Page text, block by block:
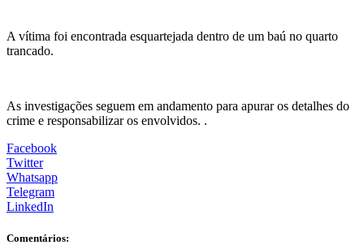
A vítima foi encontrada esquartejada dentro de um baú no quarto
trancado.
As investigações seguem em andamento para apurar os detalhes do
crime e responsabilizar os envolvidos. .
Facebook
Twitter
Whatsapp
Telegram
LinkedIn
Comentários: